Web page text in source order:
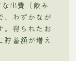
出費（飲み
、わずかなが
。得られたお
貯蓄額が増え